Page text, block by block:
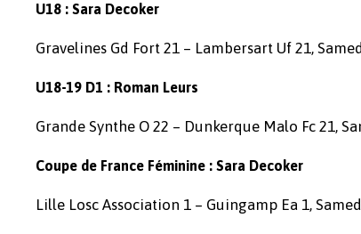
U18 : Sara Decoker
Gravelines Gd Fort 21 – Lambersart Uf 21,
U18-19 D1 : Roman Leurs
Grande Synthe O 22 – Dunkerque Malo Fc 21,
Coupe de France Féminine : Sara Decoker
Lille Losc Association 1 – Guingamp Ea 1,